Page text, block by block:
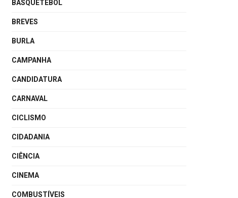
BASQUETEBOL
BREVES
BURLA
CAMPANHA
CANDIDATURA
CARNAVAL
CICLISMO
CIDADANIA
CIÊNCIA
CINEMA
COMBUSTÍVEIS